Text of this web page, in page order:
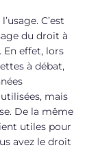
C’est
du droit à
effet, lors
à débat,
mais
De la même
utiles pour
avez le droit